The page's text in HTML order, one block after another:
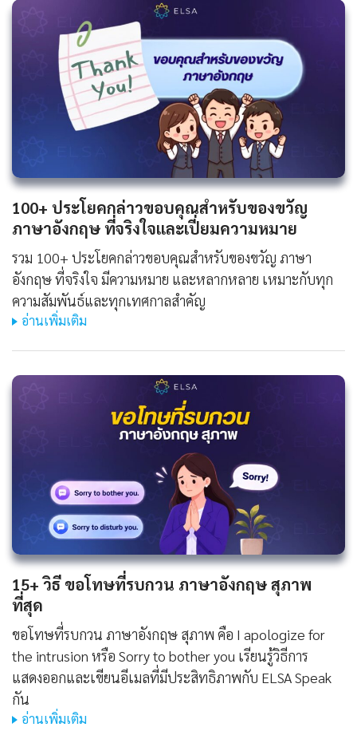
100+ ประโยคกล่าวขอบคุณสำหรับของขวัญ
ภาษาอังกฤษ ที่จริงใจและเปี่ยมความหมาย
รวม 100+ ประโยคกล่าวขอบคุณสำหรับของขวัญ ภาษา
อังกฤษ ที่จริงใจ มีความหมาย และหลากหลาย เหมาะกับทุก
ความสัมพันธ์และทุกเทศกาลสำคัญ
อ่านเพิ่มเติม
15+ วิธี ขอโทษที่รบกวน ภาษาอังกฤษ สุภาพ
ที่สุด
ขอโทษที่รบกวน ภาษาอังกฤษ สุภาพ คือ I apologize for
the intrusion หรือ Sorry to bother you เรียนรู้วิธีการ
แสดงออกและเขียนอีเมลที่มีประสิทธิภาพกับ ELSA Speak
กัน
อ่านเพิ่มเติม